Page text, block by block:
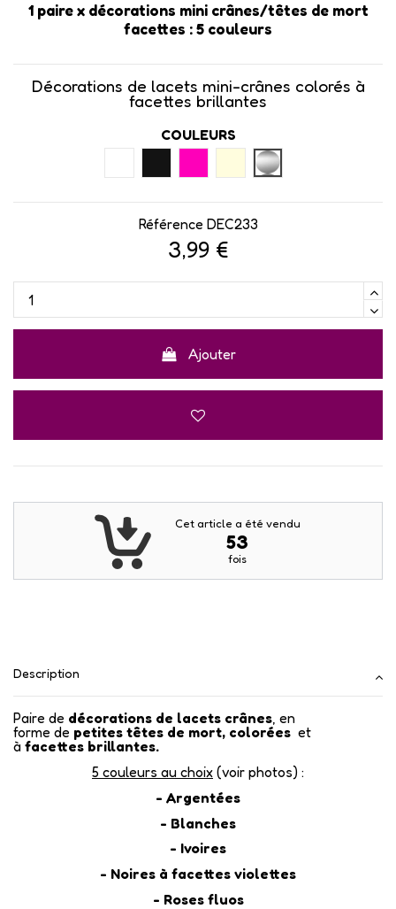
1 paire x ​décorations mini crânes/têtes de mort
facettes : 5 couleurs
Décorations de lacets mini-crânes colorés à
facettes brillantes
COULEURS
ROSE FLUO
IVOIREARGENTÉ
Référence DEC233
3,99 €
Ajouter
Cet article a été vendu
53
fois
Description
Paire de décorations de lacets crânes, en
forme de petites têtes de mort, colorées et
à facettes brillantes.
5 couleurs au choix (voir photos) :
- Argentées
- Blanches
- Ivoires
- Noires à facettes violettes
- Roses fluos